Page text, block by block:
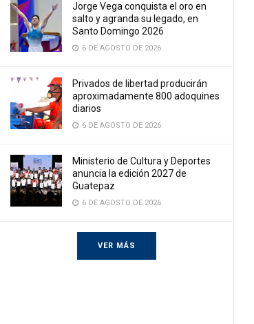
Jorge Vega conquista el oro en
salto y agranda su legado, en
Santo Domingo 2026
6 DE AGOSTO DE 2026
Privados de libertad producirán
aproximadamente 800 adoquines
diarios
6 DE AGOSTO DE 2026
Ministerio de Cultura y Deportes
anuncia la edición 2027 de
Guatepaz
6 DE AGOSTO DE 2026
VER MÁS